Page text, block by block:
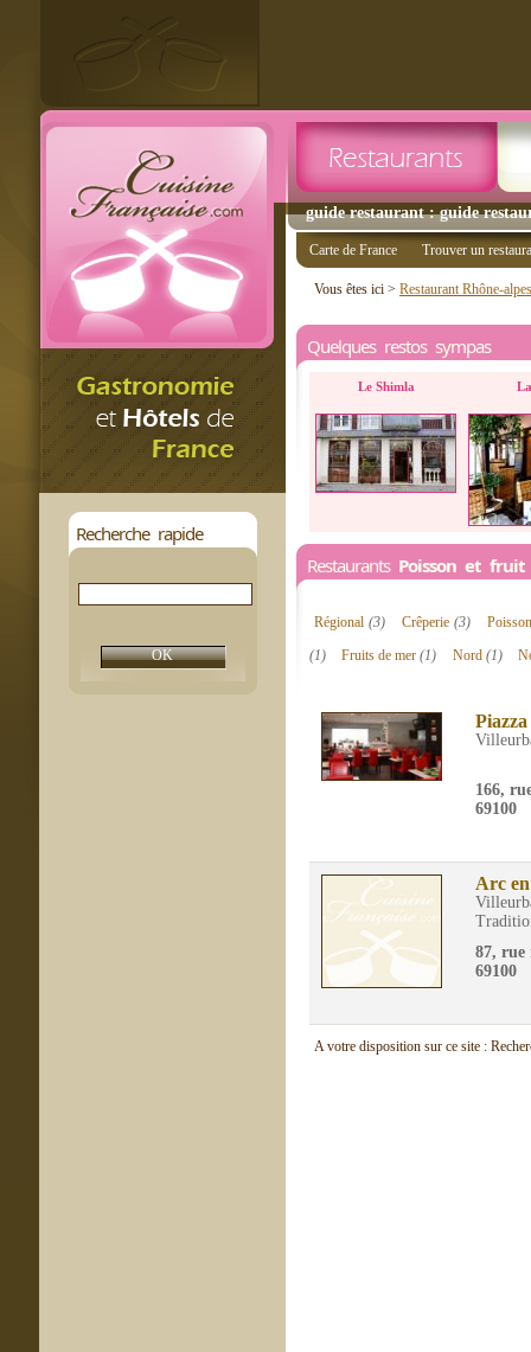
guide restaurant : guide
Recherche rapide
Carte de France Trouver un
Vous êtes ici > Restaurant Rhône-alpes
Quelques restos sympas
Le Shimla
Restaurants Poisson et
Régional (3) Crêperie (3)
(1)
Fruits de mer(1) Nord (1)
166,
69100
Arc
87, rue
69100
A votre disposition sur ce site :